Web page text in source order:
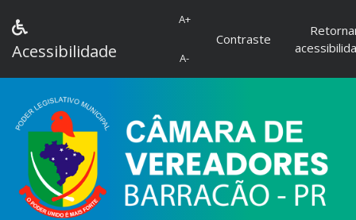
Acessibilidade
A+
A-
Contraste